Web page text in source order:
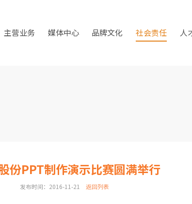
主营业务 媒体中心 品牌文化 社会责任 人
份PPT制作演示比赛圆满举行
发布时间：2016-11-21 返回列表